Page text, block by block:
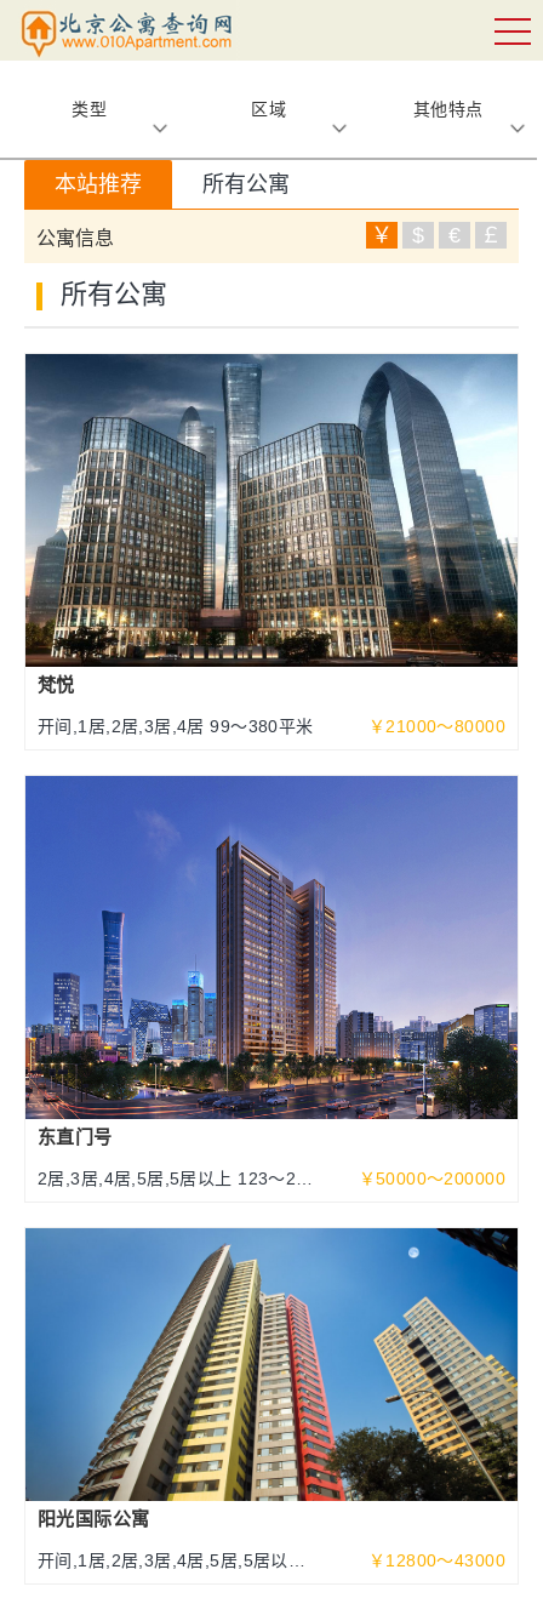
类型 区域 其他特点
本站推荐 所有公寓
公寓信息 ￥ $ € ￡
所有公寓
梵悦
开间,1居,2居,3居,4居 99～380平米 ￥21000～80000
东直门号
2居,3居,4居,5居,5居以上 123～252
￥50000～200000
阳光国际公寓
开间,1居,2居,3居,4居,5居,5居以上
￥12800～43000